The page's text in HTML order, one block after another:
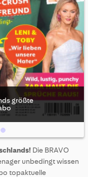
größte
Die BRAVO
unbedingt wissen
topaktuelle